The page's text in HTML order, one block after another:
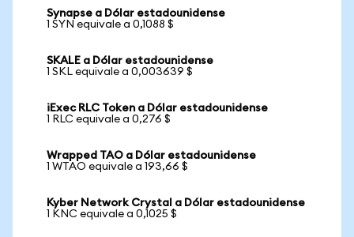
Synapse a Dólar estadounidense
1 SYN equivale a 0,1088 $
SKALE a Dólar estadounidense
1 SKL equivale a 0,003639 $
iExec RLC Token a Dólar estadounidense
1 RLC equivale a 0,276 $
Wrapped TAO a Dólar estadounidense
1 WTAO equivale a 193,66 $
Kyber Network Crystal a Dólar estadounidense
1 KNC equivale a 0,1025 $